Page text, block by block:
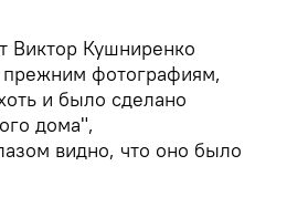
Виктор Кушниренко
прежним фотографиям,
и было сделано
дома",
видно, что оно было